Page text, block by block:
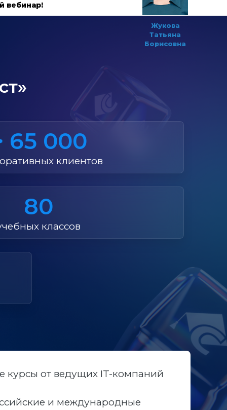
Жукова
Татьяна
Борисовна
вебинар!
65 000
клиентов
80
классов
курсы от ведущих IT-компаний
и международные